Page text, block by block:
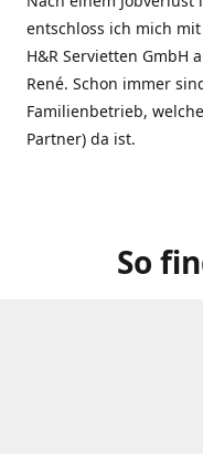
entschloss ich mich
H&R Servietten GmbH
René. Schon immer
Familienbetrieb,
Partner) da ist.
So